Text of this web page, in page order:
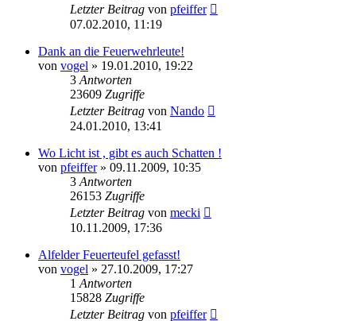
Letzter Beitrag von pfeiffer
07.02.2010, 11:19
Dank an die Feuerwehrleute!
von vogel » 19.01.2010, 19:22
3 Antworten
23609 Zugriffe
Letzter Beitrag von Nando
24.01.2010, 13:41
Wo Licht ist , gibt es auch Schatten !
von pfeiffer» 09.11.2009, 10:35
3 Antworten
26153 Zugriffe
Letzter Beitrag von mecki
10.11.2009, 17:36
Alfelder Feuerteufel gefasst!
von vogel » 27.10.2009, 17:27
1 Antworten
15828 Zugriffe
Letzter Beitrag von pfeiffer